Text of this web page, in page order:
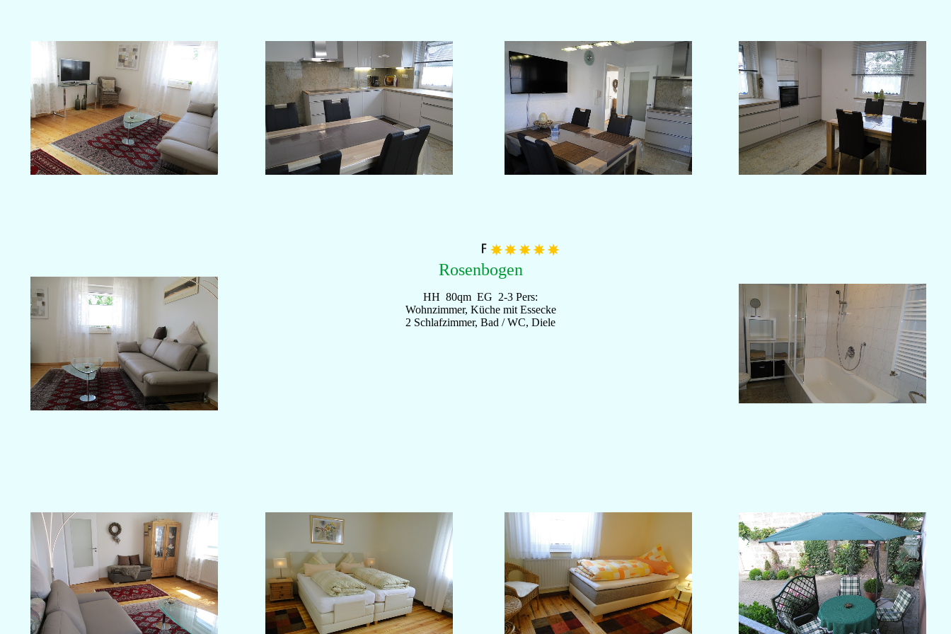
Rosenbogen
HH 80qm EG 2-3 Pers:
Wohnzimmer, Küche mit Essecke
2 Schlafzimmer, Bad / WC, Diele